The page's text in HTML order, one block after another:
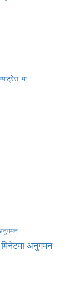
मिनेटमा अनुगमन